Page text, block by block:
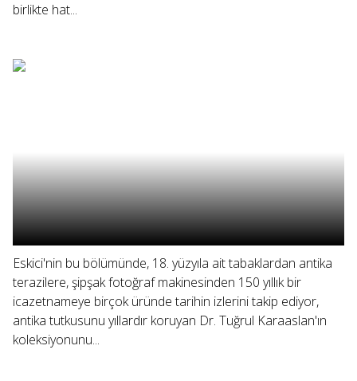
birlikte hat...
Eskici'nin bu bölümünde, 18. yüzyıla ait tabaklardan antika
terazilere, şipşak fotoğraf makinesinden 150 yıllık bir
icazetnameye birçok üründe tarihin izlerini takip ediyor,
antika tutkusunu yıllardır koruyan Dr. Tuğrul Karaaslan'ın
koleksiyonunu...